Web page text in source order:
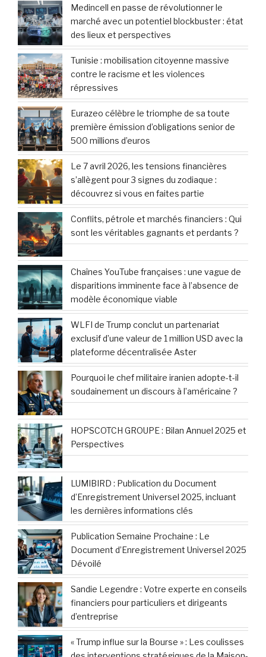
Medincell en passe de révolutionner le
marché avec un potentiel blockbuster : état
des lieux et perspectives
Tunisie : mobilisation citoyenne massive
contre le racisme et les violences
répressives
Eurazeo célèbre le triomphe de sa toute
première émission d’obligations senior de
500 millions d’euros
Le 7 avril 2026, les tensions financières
s’allègent pour 3 signes du zodiaque :
découvrez si vous en faites partie
Conflits, pétrole et marchés financiers : Qui
sont les véritables gagnants et perdants ?
Chaînes YouTube françaises : une vague de
disparitions imminente face à l’absence de
modèle économique viable
WLFI de Trump conclut un partenariat
exclusif d’une valeur de 1 million USD avec la
plateforme décentralisée Aster
Pourquoi le chef militaire iranien adopte-t-il
soudainement un discours à l’américaine ?
HOPSCOTCH GROUPE : Bilan Annuel 2025 et
Perspectives
LUMIBIRD : Publication du Document
d’Enregistrement Universel 2025, incluant
les dernières informations clés
Publication Semaine Prochaine : Le
Document d’Enregistrement Universel 2025
Dévoilé
Sandie Legendre : Votre experte en conseils
financiers pour particuliers et dirigeants
d’entreprise
« Trump influe sur la Bourse » : Les coulisses